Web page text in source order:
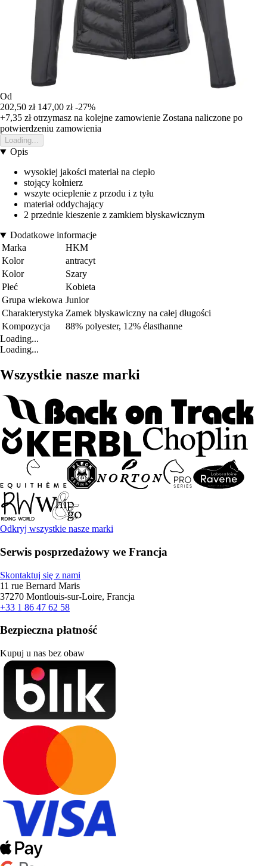
Od
202,50 zł 147,00 zł -27%
+7,35 złotrzymasz na kolejne zamowienie Zostana naliczone po
potwierdzeniu zamowienia
Loading...
Opis
wysokiej jakości materiał na ciepło
stojący kołnierz
wszyte ocieplenie z przodu i z tyłu
materiał oddychający
2 przednie kieszenie z zamkiem błyskawicznym
Dodatkowe informacje
Marka
HKM
Kolor
antracyt
Kolor
Szary
Płeć
Kobieta
Grupa wiekowa Junior
Charakterystyka Zamek błyskawiczny na całej długości
Kompozycja
88% polyester, 12% élasthanne
Loading...
Loading...
Wszystkie nasze marki
Odkryj wszystkie nasze marki
Serwis posprzedażowy we Francja
Skontaktuj się z nami
11 rue Bernard Maris
37270 Montlouis-sur-Loire, Francja
+33 1 86 47 62 58
Bezpieczna płatność
Kupuj u nas bez obaw